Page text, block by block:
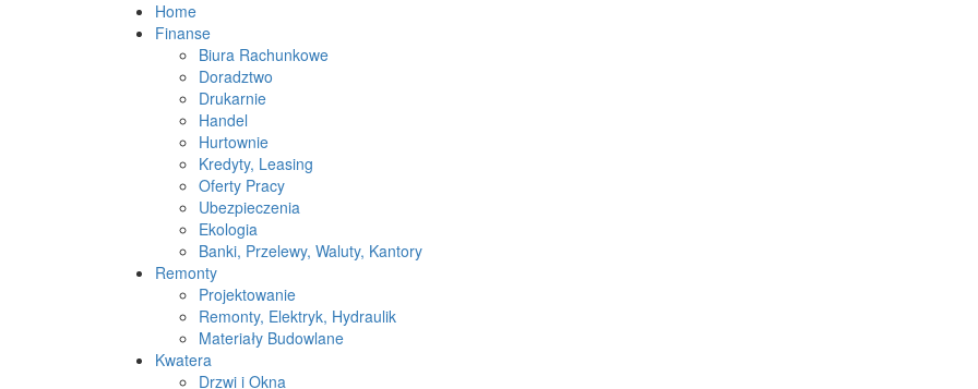
Home
Finanse
Biura Rachunkowe
Doradztwo
Drukarnie
Handel
Hurtownie
Kredyty, Leasing
Oferty Pracy
Ubezpieczenia
Ekologia
Banki, Przelewy, Waluty, Kantory
Remonty
Projektowanie
Remonty, Elektryk, Hydraulik
Materiały Budowlane
Kwatera
Drzwi i Okna